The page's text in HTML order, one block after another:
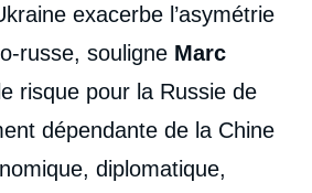
exacerbe l’asymétrie
russe, souligne Marc
risque pour la Russie de
dépendante de la Chine
diplomatique,